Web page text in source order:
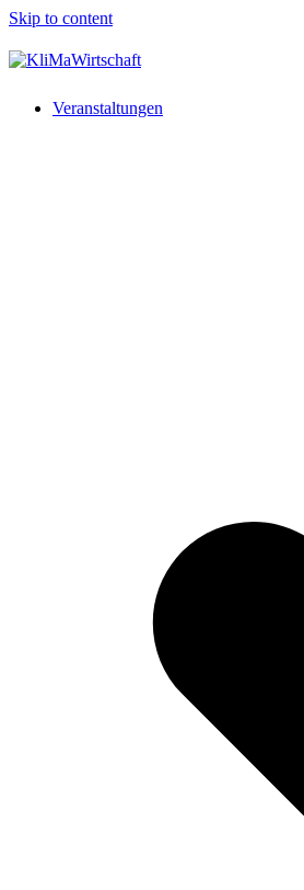
Skip to content
Veranstaltungen